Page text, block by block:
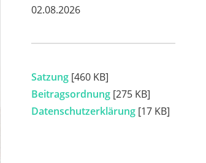
02.08.2026
Satzung [460 KB]
Beitragsordnung [275 KB]
Datenschutzerklärung [17 KB]